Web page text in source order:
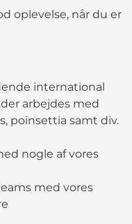
oplevelse, når du er
international
arbejdes med
poinsettia samt div.
nogle af vores
med vores